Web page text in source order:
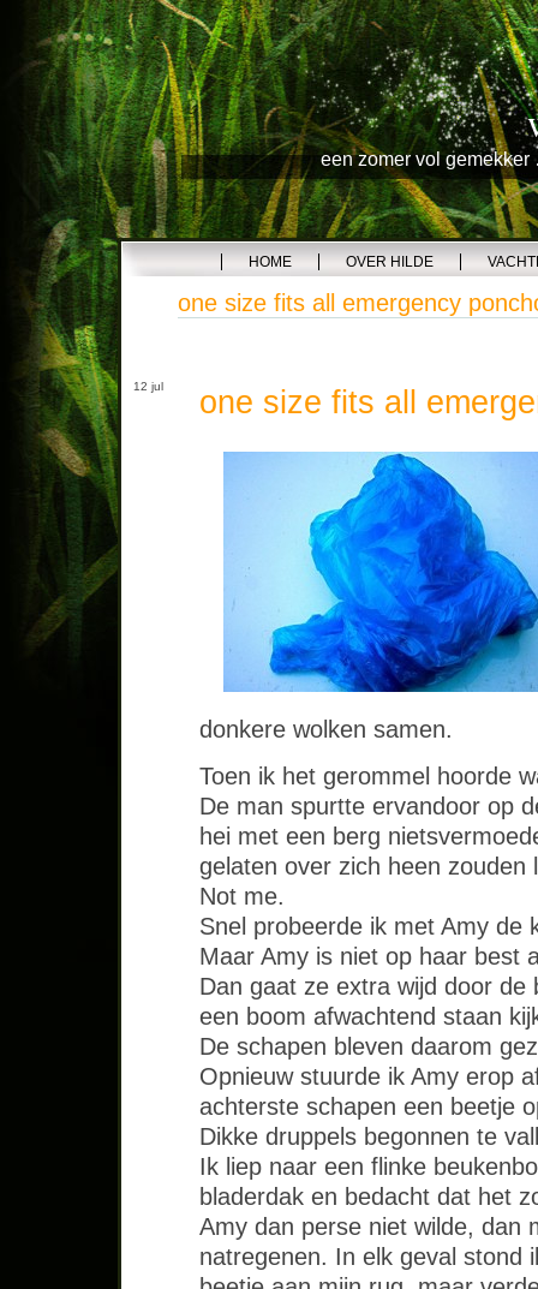
een zomer vol
HOME OVER HILDE
one size fits all emergency
12 jul one size fits all
donkere wolken samen.
Toen ik het gerommel hoorde
De man spurtte ervandoor op
hei met een berg
gelaten over zich heen zouden
Not me.
Snel probeerde ik met Amy de
Maar Amy is niet op haar best
Dan gaat ze extra wijd door
een boom afwachtend staan
De schapen bleven daarom
Opnieuw stuurde ik Amy erop
achterste schapen een beetje
Dikke druppels begonnen te
Ik liep naar een flinke
bladerdak en bedacht dat het
Amy dan perse niet wilde, dan
natregenen. In elk geval stond